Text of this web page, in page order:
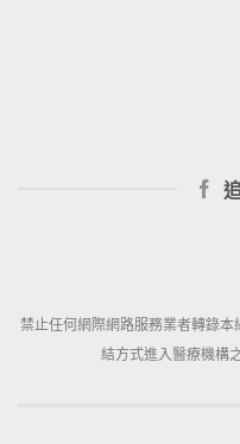
禁止任何網際網路服務業者轉錄
結方式進入醫療機構